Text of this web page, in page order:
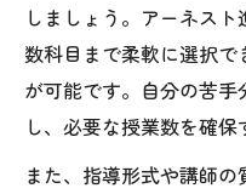
しましょう。アーネス
数科目まで柔軟に選択
が可能です。自分の苦
し、必要な授業数を確保
また、指導形式や講師